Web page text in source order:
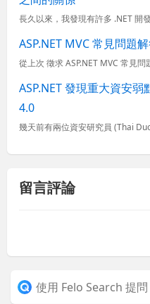
ASP.NET MVC 常見問題
ASP.NET 發現重大資安弱
4.0
留言評論